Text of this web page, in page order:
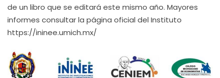
de un libro que se editará este mismo año. Mayores
informes consultar la página oficial del Instituto
https://ininee.umich.mx/